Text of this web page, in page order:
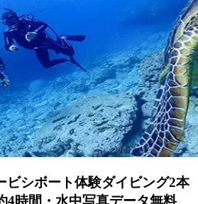
ビシボート体験ダイビング2本
4時間・水中写真データ無料